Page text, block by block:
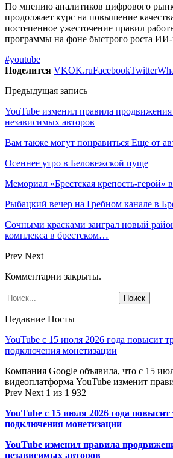
По мнению аналитиков цифрового
продолжает курс на повышение
постепенное ужесточение правил
программы на фоне быстрого роста ИИ-
#youtube
Поделится VKOK.ruFacebookTwitter
Предыдущая запись
YouTube изменил правила
независимых авторов
Вам также могут понравиться Еще от
Осеннее утро в Беловежской пуще
Мемориал «Брестская крепость-герой»
Рыбацкий вечер на Гребном канале в
Сочными красками заиграл новый
комплекса в брестском…
Prev Next
Комментарии закрыты.
Недавние Посты
YouTube с 15 июля 2026 года повысит
подключения монетизации
Компания Google объявила, что с 15
видеоплатформа YouTube изменит
Prev Next 1 из 1 932
YouTube с 15 июля 2026 года повысит
подключения монетизации
YouTube изменил правила
независимых авторов